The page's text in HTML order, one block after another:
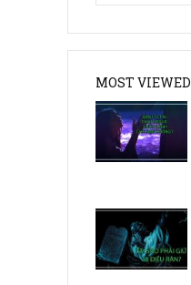
MOST VIEWED